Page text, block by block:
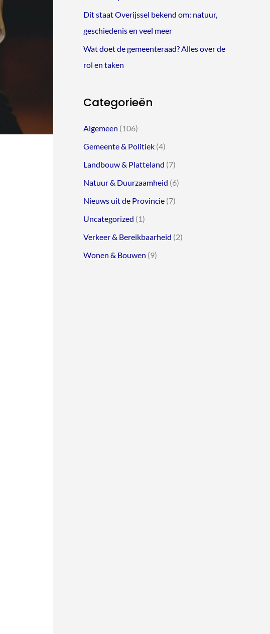
Dit staat Overijssel bekend om: natuur,
geschiedenis en veel meer
Wat doet de gemeenteraad? Alles over de
rol en taken
Categorieën
Algemeen (106)
Gemeente & Politiek (4)
Landbouw & Platteland (7)
Natuur & Duurzaamheid (6)
Nieuws uit de Provincie (7)
Uncategorized (1)
Verkeer & Bereikbaarheid (2)
Wonen & Bouwen (9)